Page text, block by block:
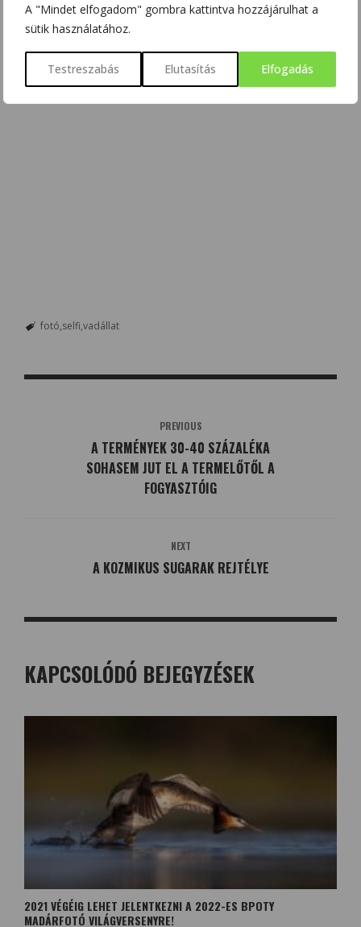
A "Mindet elfogadom" gombra kattintva hozzájárulhat a
sütik használatához.
Testreszabás Elutasítás Elfogadás
fotó selfi vadállat
PREVIOUS
A TERMÉNYEK 30-40 SZÁZALÉKA
SOHASEM JUT EL A TERMELŐTŐL A
FOGYASZTÓIG
NEXT
A KOZMIKUS SUGARAK REJTÉLYE
KAPCSOLÓDÓ BEJEGYZÉSEK
2021 VÉGÉIG LEHET JELENTKEZNI A 2022-ES BPOTY
MADÁRFOTÓ VILÁGVERSENYRE!